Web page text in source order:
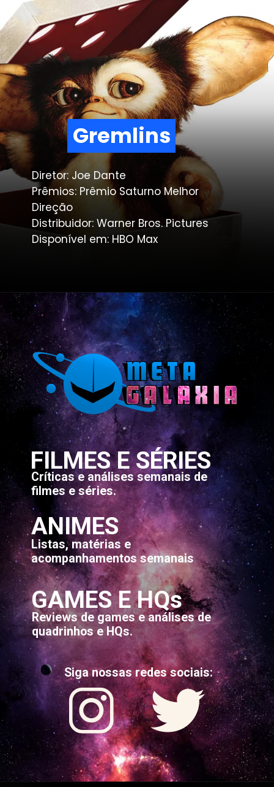
Gremlins
Gremlins
Diretor: Joe Dante
Prêmios: Prêmio Saturno Melhor
Direção
Distribuidor: Warner Bros. Pictures
Disponível em: HBO Max
FILMES E SÉRIES
Críticas e análises semanais de
filmes e séries.
ANIMES
Listas, matérias e
acompanhamentos semanais
GAMES E HQs
Reviews de games e análises de
quadrinhos e HQs.
Siga nossas redes sociais: